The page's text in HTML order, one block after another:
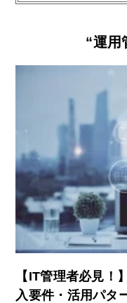
“運用
【IT管理者必見
入要件・活用パタ